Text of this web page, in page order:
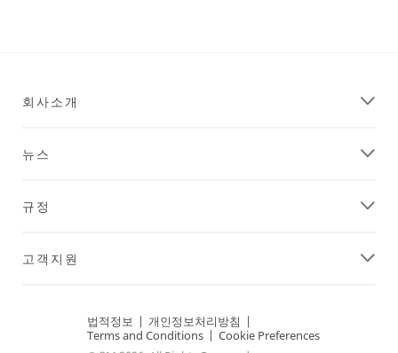
회사소개
뉴스
규정
고객지원
법적정보 | 개인정보처리방침 |
Terms and Conditions | Cookie Preferences